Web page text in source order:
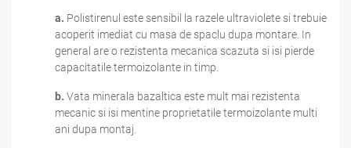
a. Polistirenul este sensibil la razele ultraviolete si trebuie
acoperit imediat cu masa de spaclu dupa montare. In
general are o rezistenta mecanica scazuta si isi pierde
capacitatile termoizolante in timp.
b. Vata minerala bazaltica este mult mai rezistenta
mecanic si isi mentine proprietatile termoizolante multi
ani dupa montaj.